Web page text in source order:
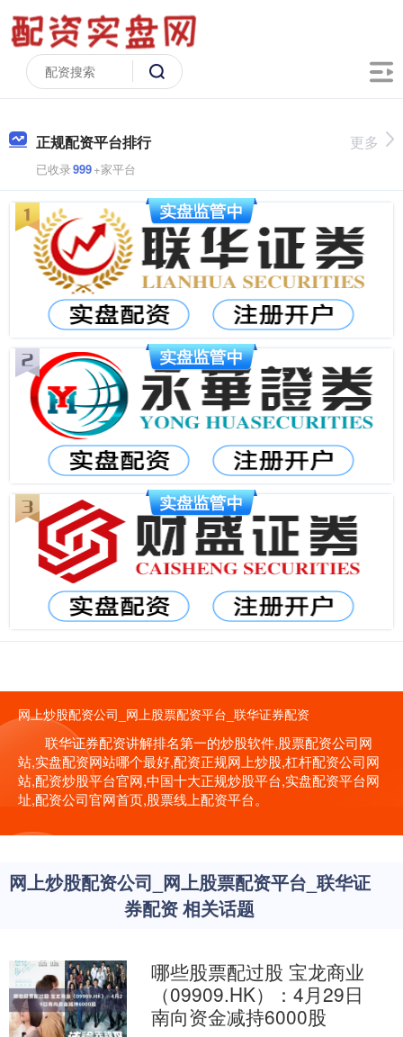
正规配资平台排行
已收录999+家平台
更多
网上炒股配资公司_网上股票配资平台_联华证券配资
联华证券配资讲解排名第一的炒股软件,股票配资公司网
站,实盘配资网站哪个最好,配资正规网上炒股,杠杆配资公司网
站,配资炒股平台官网,中国十大正规炒股平台,实盘配资平台网
址,配资公司官网首页,股票线上配资平台。
网上炒股配资公司_网上股票配资平台_联华证
券配资 相关话题
哪些股票配过股 宝龙商业
（09909.HK）：4月29日
南向资金减持6000股